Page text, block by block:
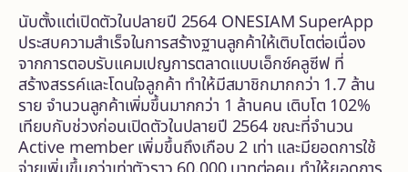
นับตั้งแต่เปิดตัวในปลายปี 2564 ONESIAM SuperApp
ประสบความสำเร็จในการสร้างฐานลูกค้าให้เติบโตต่อเนื่อง
จากการตอบรับแคมเปญการตลาดแบบเอ็กซ์คลูซีฟ ที่
สร้างสรรค์และโดนใจลูกค้า ทำให้มีสมาชิกมากกว่า 1.7 ล้าน
ราย จำนวนลูกค้าเพิ่มขึ้นมากกว่า 1 ล้านคน เติบโต 102%
เทียบกับช่วงก่อนเปิดตัวในปลายปี 2564 ขณะที่จำนวน
Active member เพิ่มขึ้นถึงเกือบ 2 เท่า และมียอดการใช้